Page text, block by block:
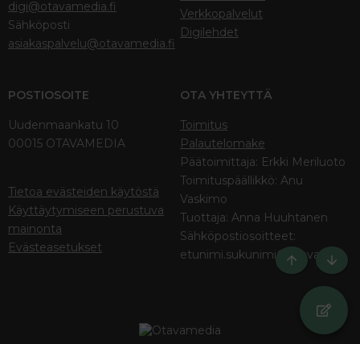
digi@otavamedia.fi
Sähköposti
asiakaspalvelu@otavamedia.fi
Verkkopalvelut
Digilehdet
POSTIOSOITE
Uudenmaankatu 10
00015 OTAVAMEDIA
Tietoa evästeiden käytöstä
Käyttäytymiseen perustuva
mainonta
Evästeasetukset
OTA YHTEYTTÄ
Toimitus
Palautelomake
Päätoimittaja: Erkki Meriluoto
Toimituspäällikkö: Anu
Vaskimo
Tuottaja: Anna Huuhtanen
Sähköpostiosoitteet:
etunimi.sukunimi@otava.fi
Ylös